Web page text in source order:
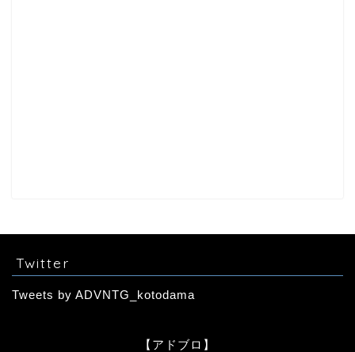
Twitter
Tweets by ADVNTG_kotodama
【アドブロ】